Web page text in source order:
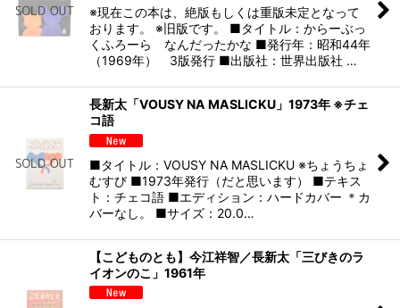
※現在この本は、絶版もしくは重版未定となって
おります。 ※旧版です。 ■タイトル：からーぶっ
くふろーら なんだったかな ■発行年：昭和44年
（1969年） 3版発行 ■出版社：世界出版社 …
長新太「VOUSY NA MASLICKU」1973年 ※チェ
コ語
■タイトル：VOUSY NA MASLICKU ※ちょうちょ
むすび ■1973年発行（だと思います） ■テキス
ト：チェコ語 ■エディション：ハードカバー ＊カ
バーなし。 ■サイズ：20.0…
【こどものとも】今江祥智／長新太「三びきのラ
イオンのこ」1961年